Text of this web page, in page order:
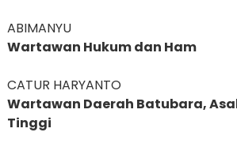
ABIMANYU
Wartawan Hukum dan Ham
CATUR HARYANTO
Wartawan Daerah Batubara,
Tinggi